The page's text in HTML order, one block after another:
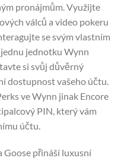
pronájmům. Využijte
válců a video pokeru
se svým vlastním
jednu jednotku Wynn
si svůj důvěrný
dostupnost vašeho účtu.
ve Wynn jinak Encore
PIN, který vám
účtu.
Goose přináší luxusní